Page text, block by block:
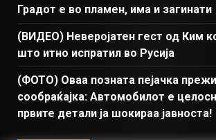
Градот е во пламен, има и загинати
(ВИДЕО) Неверојатен гест од Ким
што итно испратил во Русија
(ФОТО) Оваа позната пејачка
сообраќајка: Автомобилот е
првите детали ја шокираа јавноста!